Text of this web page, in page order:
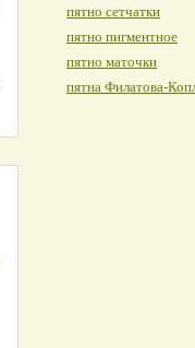
пятно сетчатки
пятно пигментное
пятно маточки
пятна Филатова-